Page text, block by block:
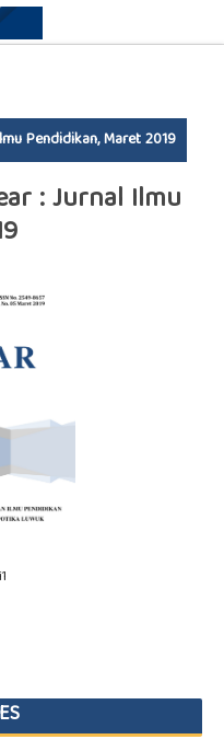
Print ISSN: 2549-8657
Pendidikan, Maret 2019
: Jurnal Ilmu